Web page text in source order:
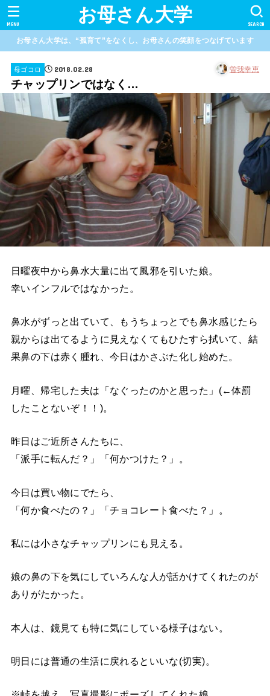
お母さん大学 SEARCH
MENU
お母さん大学は、“孤育て”をなくし、お母さんの笑顔をつなげています
母ゴコロ 2018.02.28 曽我幸恵
チャップリンではなく…
日曜夜中から鼻水大量に出て風邪を引いた娘。
幸いインフルではなかった。
鼻水がずっと出ていて、もうちょっとでも鼻水感じたら
親からは出てるように見えなくてもひたすら拭いて、結
果鼻の下は赤く腫れ、今日はかさぶた化し始めた。
月曜、帰宅した夫は「なぐったのかと思った」(←体罰
したことないぞ！！)。
昨日はご近所さんたちに、
「派手に転んだ？」「何かつけた？」。
今日は買い物にでたら、
「何か食べたの？」「チョコレート食べた？」。
私には小さなチャップリンにも見える。
娘の鼻の下を気にしていろんな人が話かけてくれたのが
ありがたかった。
本人は、鏡見ても特に気にしている様子はない。
明日には普通の生活に戻れるといいな(切実)。